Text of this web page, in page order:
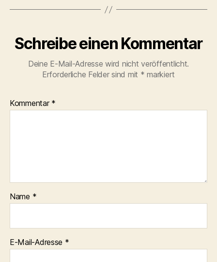
Schreibe einen Kommentar
Deine E-Mail-Adresse wird nicht veröffentlicht.
Erforderliche Felder sind mit * markiert
Kommentar *
Name *
E-Mail-Adresse *